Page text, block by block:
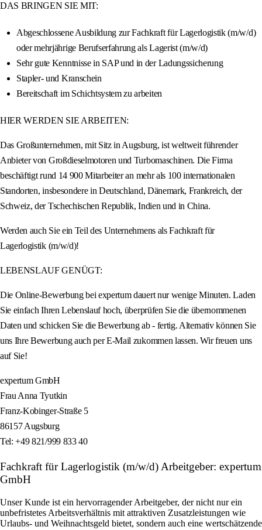
DAS BRINGEN SIE MIT:
Abgeschlossene Ausbildung zur Fachkraft für Lagerlogistik (m/w/d)
oder mehrjährige Berufserfahrung als Lagerist (m/w/d)
Sehr gute Kenntnisse in SAP und in der Ladungssicherung
Stapler- und Kranschein
Bereitschaft im Schichtsystem zu arbeiten
HIER WERDEN SIE ARBEITEN:
Das Großunternehmen, mit Sitz in Augsburg, ist weltweit führender
Anbieter von Großdieselmotoren und Turbomaschinen. Die Firma
beschäftigt rund 14 900 Mitarbeiter an mehr als 100 internationalen
Standorten, insbesondere in Deutschland, Dänemark, Frankreich, der
Schweiz, der Tschechischen Republik, Indien und in China.
Werden auch Sie ein Teil des Unternehmens als Fachkraft für
Lagerlogistik (m/w/d)!
LEBENSLAUF GENÜGT:
Die Online-Bewerbung bei expertum dauert nur wenige Minuten. Laden
Sie einfach Ihren Lebenslauf hoch, überprüfen Sie die übernommenen
Daten und schicken Sie die Bewerbung ab - fertig. Alternativ können Sie
uns Ihre Bewerbung auch per E-Mail zukommen lassen. Wir freuen uns
auf Sie!
expertum GmbH
Frau Anna Tyutkin
Franz-Kobinger-Straße 5
86157 Augsburg
Tel: +49 821/999 833 40
Fachkraft für Lagerlogistik (m/w/d) Arbeitgeber: expertum
GmbH
Unser Kunde ist ein hervorragender Arbeitgeber, der nicht nur ein
unbefristetes Arbeitsverhältnis mit attraktiven Zusatzleistungen wie
Urlaubs- und Weihnachtsgeld bietet, sondern auch eine wertschätzende